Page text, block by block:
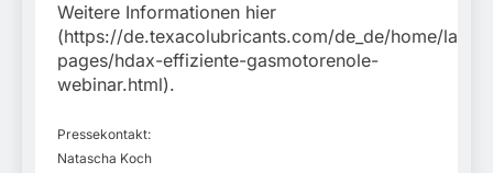
Weitere Informationen hier
(https://de.texacolubricants.com/de_de/home/
pages/hdax-effiziente-gasmotorenole-
webinar.html).
Pressekontakt:
Natascha Koch